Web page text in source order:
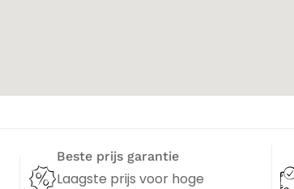
Beste prijs garantie
Laagste prijs voor hoge